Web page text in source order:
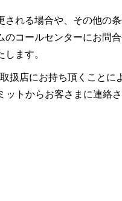
れる場合や、その他の
コールセンターにお問
ます。
扱店にお持ち頂くことに
トからお客さまに連絡